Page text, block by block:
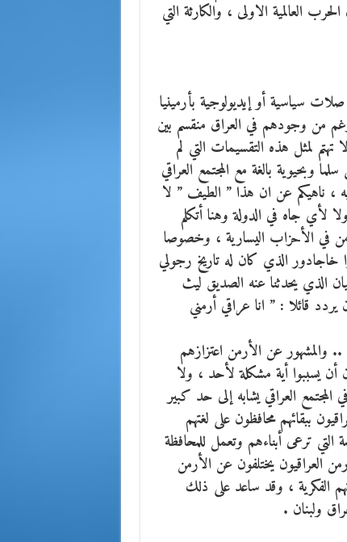
العالمية الاولى ، والكارثة التي
سياسية أو إيديولوجية بأرمينيا
من وجودهم في العراق منقسم بين
لمثل هذه التقسيمات التي لم
وبحيوية بالغة مع المجتمع العراقي
، ناهيكم عن ان هذا ” الطيف ” لا
جاه في الدولة وهنا أتكلم
في الأحزاب اليسارية ، وخصوصا
خاجادور الذي كان له تاريخ رجولي
الذي يحدثنا عنه الصديق ليث
قائلا : ” انا عراقي أرمني
.. والمشهور عن الأرمن اعتزازهم
يسببوا أية مشكلة لأحد ، ولا
العراقي يشابه إلى حد كبير
ببقائهم محافظون على لغتهم
التي ترعى أبناءهم وتعمل للمحافظة
العراقيون يختلفون عن الأرمن
الفكرية ، وقد ساعد على ذلك
ولبنان .